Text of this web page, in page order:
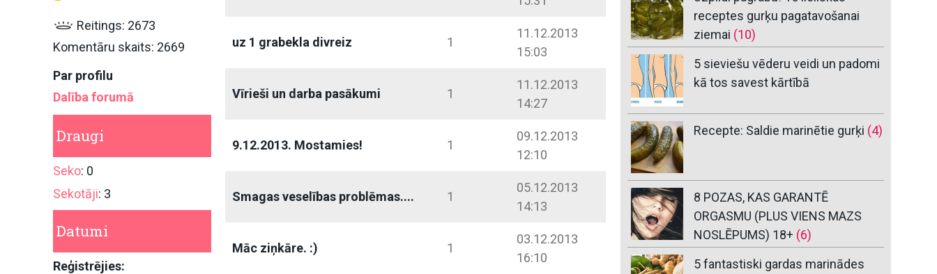
Reitings: 2673
Komentāru skaits: 2669
Par profilu
Dalība forumā
Draugi
Seko: 0
Sekotāji: 3
Datumi
Reģistrējies:
uz 1 grabekla divreiz 1
11.12.2013
15:03
Vīrieši un darba pasākumi 1
11.12.2013
14:27
9.12.2013. Mostamies! 1
09.12.2013
12:10
Smagas veselības problēmas.... 1
05.12.2013
14:13
Māc ziņkāre. :) 1
03.12.2013
16:10
receptes gurķu pagatavošanai
ziemai (10)
5 sieviešu vēderu veidi un padomi
kā tos savest kārtībā
Recepte: Saldie marinētie gurķi (4)
8 POZAS, KAS GARANTĒ
ORGASMU (PLUS VIENS MAZS
NOSLĒPUMS) 18+ (6)
5 fantastiski gardas marinādes